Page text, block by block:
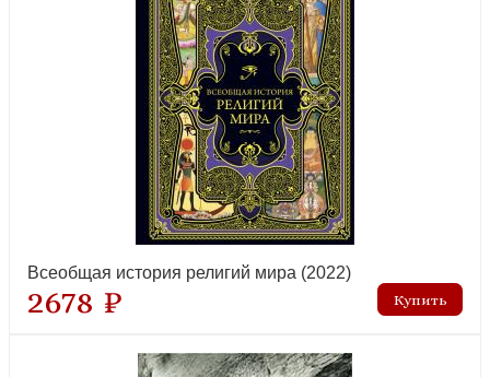
Всеобщая история религий мира (2022)
2678 ₽